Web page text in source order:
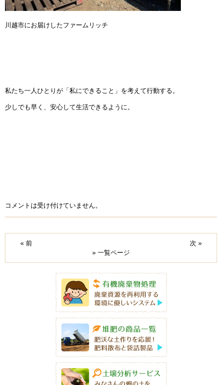
川越市にお届けしたファームリッチ
私たち一人ひとりが「私にできること」を考えて行動する。
少しでも早く、安心して生活できるように。
コメントは受け付けていません。
« 前
次 »
» 一覧ページ